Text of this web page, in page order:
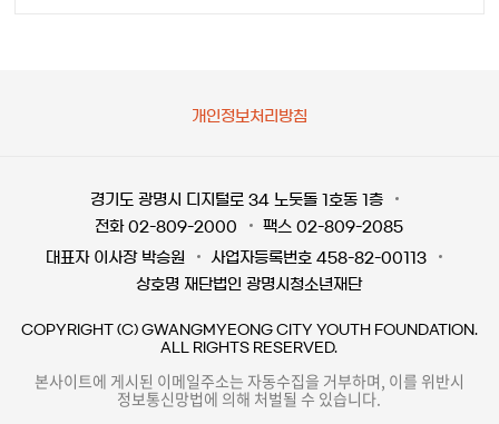
개인정보처리방침
경기도 광명시 디지털로 34 노둣돌 1호동 1층
전화 02-809-2000
팩스 02-809-2085
대표자 이사장 박승원
사업자등록번호 458-82-00113
상호명 재단법인 광명시청소년재단
COPYRIGHT (C) GWANGMYEONG CITY YOUTH FOUNDATION.
ALL RIGHTS RESERVED.
본사이트에 게시된 이메일주소는 자동수집을 거부하며, 이를 위반시
정보통신망법에 의해 처벌될 수 있습니다.